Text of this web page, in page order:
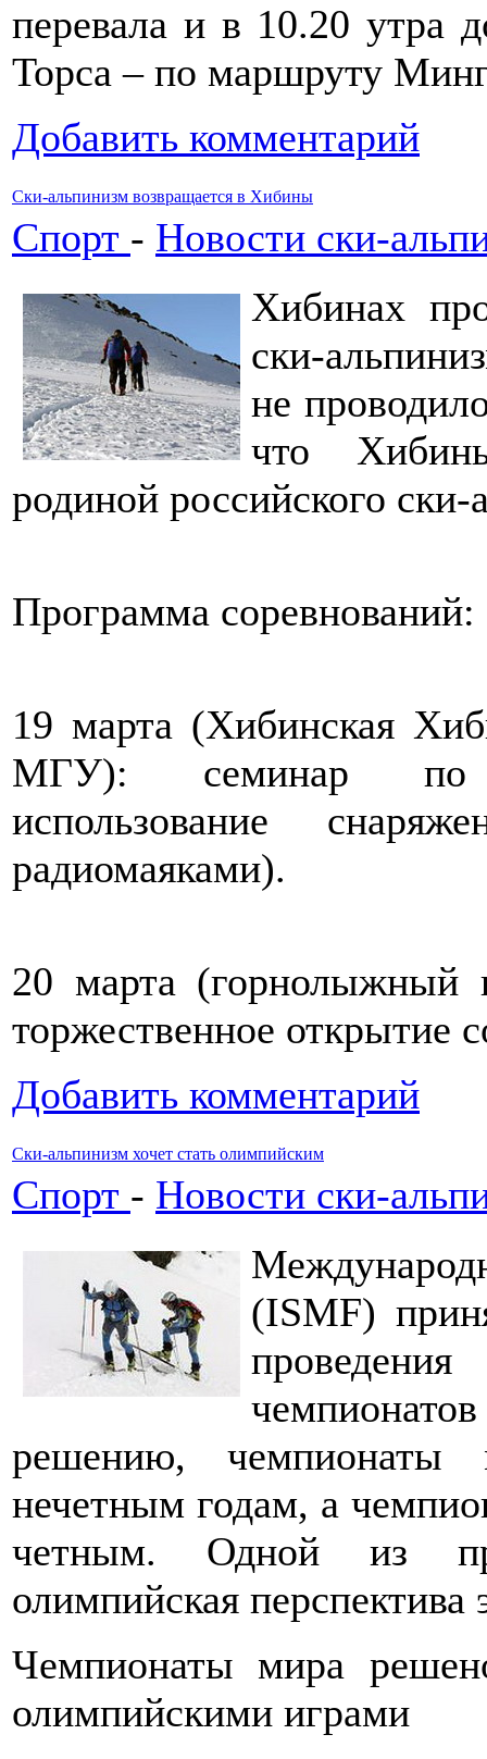
перевала и в 10.20 утра
Торса – по маршруту
Добавить комментарий
Ски-альпинизм возвращается в Хибины
Спорт - Новости ски-
Хибинах
ски-
не
что
родиной российского ски-
Программа соревнований:
19 марта (Хибинская
МГУ): семинар по
использование
радиомаяками).
20 марта (горнолыжный
торжественное открытие
Добавить комментарий
Ски-альпинизм хочет стать олимпийским
Спорт - Новости ски-
(ISMF)
решению, чемпионаты
нечетным годам, а
четным. Одной из
олимпийская перспектива
Чемпионаты мира
олимпийскими играми